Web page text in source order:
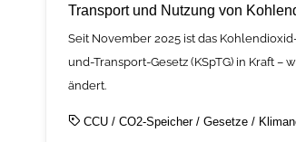
Transport und Nutzung von
Seit November 2025 ist das
und-Transport-Gesetz (KSpTG) in Kraft –
ändert.
CCU /CO2-Speicher/Gesetze /